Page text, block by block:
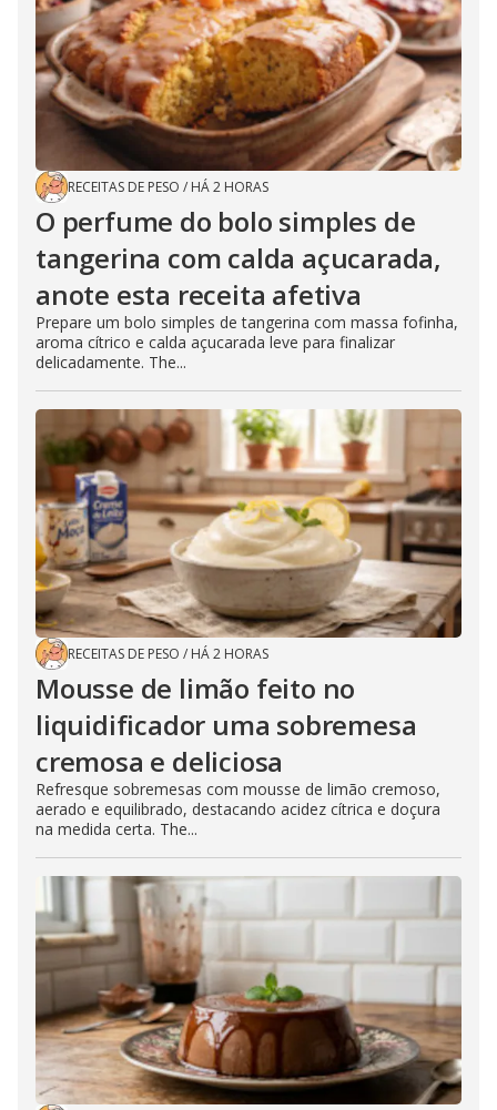
RECEITAS DE PESO / HÁ 2 HORAS
O perfume do bolo simples de
tangerina com calda açucarada,
anote esta receita afetiva
Prepare um bolo simples de tangerina com massa fofinha,
aroma cítrico e calda açucarada leve para finalizar
delicadamente. The...
RECEITAS DE PESO / HÁ 2 HORAS
Mousse de limão feito no
liquidificador uma sobremesa
cremosa e deliciosa
Refresque sobremesas com mousse de limão cremoso,
aerado e equilibrado, destacando acidez cítrica e doçura
na medida certa. The...